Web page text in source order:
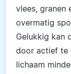
vlees, granen
overmatig
Gelukkig kan
door actief te
lichaam